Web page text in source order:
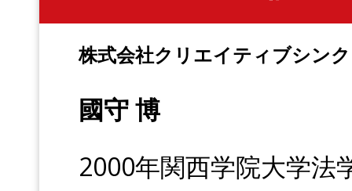
株式会社クリエイティブシン
國守 博
2000年関西学院大学法